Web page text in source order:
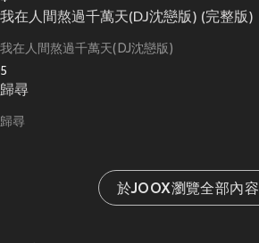
我在人間熬過千萬天(DJ沈戀版) (完整版)
我在人間熬過千萬天(DJ沈戀版)
5
歸尋
歸尋
於JOOX瀏覽全部內容